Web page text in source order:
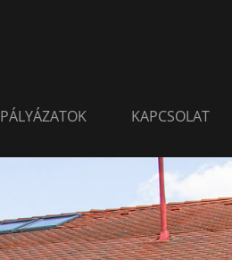
PÁLYÁZATOK KAPCSOLAT